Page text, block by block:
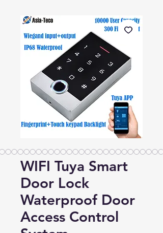
WIFI Tuya Smart
Door Lock
Waterproof Door
Access Control